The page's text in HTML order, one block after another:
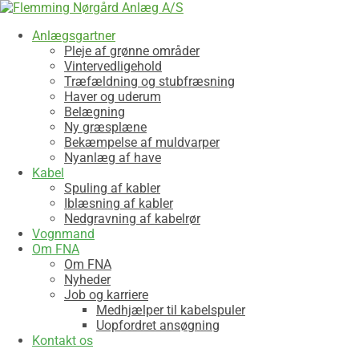
Anlægsgartner
Pleje af grønne områder
Vintervedligehold
Træfældning og stubfræsning
Haver og uderum
Belægning
Ny græsplæne
Bekæmpelse af muldvarper
Nyanlæg af have
Kabel
Spuling af kabler
Iblæsning af kabler
Nedgravning af kabelrør
Vognmand
Om FNA
Om FNA
Nyheder
Job og karriere
Medhjælper til kabelspuler
Uopfordret ansøgning
Kontakt os